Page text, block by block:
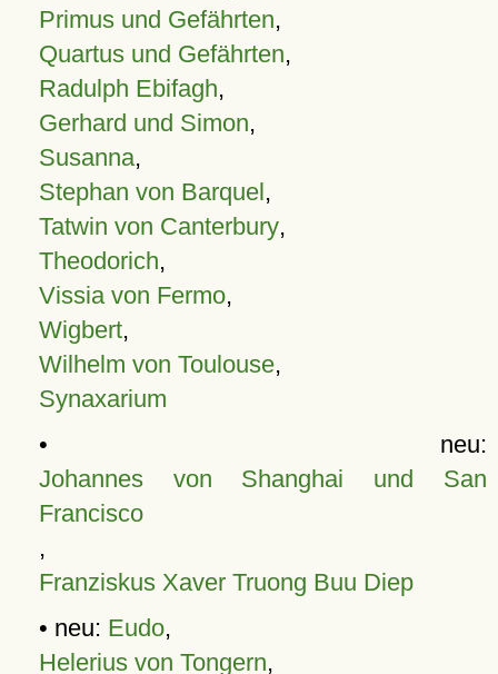
Primus und Gefährten,
Quartus und Gefährten,
Radulph Ebifagh,
Gerhard und Simon,
Susanna,
Stephan von Barquel,
Tatwin von Canterbury,
Theodorich,
Vissia von Fermo,
Wigbert,
Wilhelm von Toulouse,
Synaxarium
• neu:
Johannes von Shanghai und San
Francisco
,
Franziskus Xaver Truong Buu Diep
• neu: Eudo,
Helerius von Tongern,